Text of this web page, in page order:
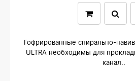
Гофрированные спирально-
ULTRA необходимы для
канал..